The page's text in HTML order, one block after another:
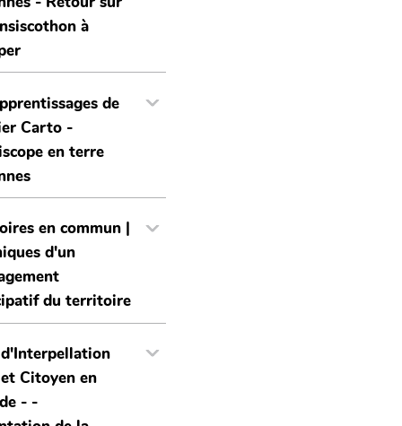
à
de
Carto -
en terre
en commun |
d'un
du territoire
Citoyen en
- -